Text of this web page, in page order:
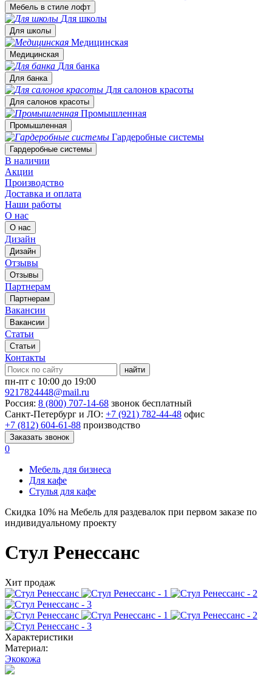
Мебель в стиле лофт
Для школы
Для школы
Медицинская
Медицинская
Для банка
Для банка
Для салонов красоты
Для салонов красоты
Промышленная
Промышленная
Гардеробные системы
Гардеробные системы
В наличии
Акции
Производство
Доставка и оплата
Наши работы
О нас
О нас
Дизайн
Дизайн
Отзывы
Отзывы
Партнерам
Партнерам
Вакансии
Вакансии
Статьи
Статьи
Контакты
найти
пн-пт с 10:00 до 19:00
9217824448@mail.ru
Россия: 8 (800) 707-14-68 звонок бесплатный
Санкт-Петербург и ЛО: +7 (921) 782-44-48 офис
+7 (812) 604-61-88 производство
Заказать звонок
0
Мебель для бизнеса
Для кафе
Стулья для кафе
Скидка 10% на Мебель для раздевалок при первом заказе по
индивидуальному проекту
Стул Ренессанс
Хит продаж
Характеристики
Материал:
Экокожа